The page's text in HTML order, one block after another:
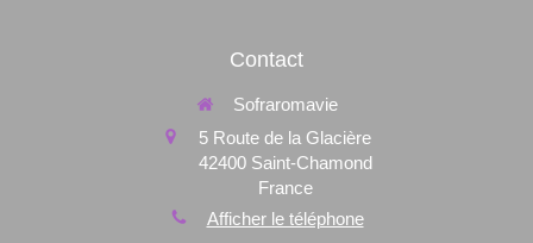
Contact
Sofraromavie
5 Route de la Glacière
42400 Saint-Chamond
France
Afficher le téléphone